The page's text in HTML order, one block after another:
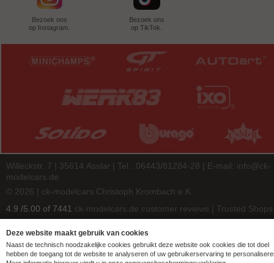
Bezoek ons
op Instagram.
Bezoek ons
op TikTok.
Willeckstr. 7 | 35614 Asslar | Tel.: 06443/81284-28 | E-mail: info@ck-
modelcars.de
© 2026 | ck-modelcars Christoph Krombach e.K.
4.9 /5.00 of 7441 ck-modelcars.de customer reviews | Trusted Shops
Deze website maakt gebruik van cookies
Naast de technisch noodzakelijke cookies gebruikt deze website ook cookies die tot doel
hebben de toegang tot de website te analyseren of uw gebruikerservaring te